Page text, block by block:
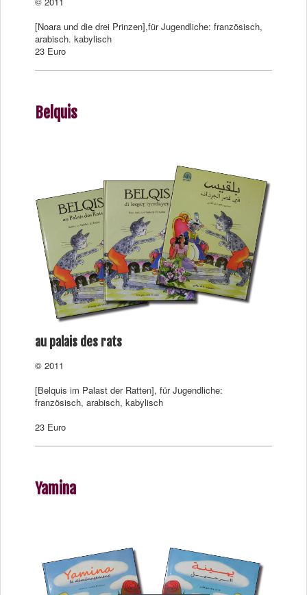
[Noara und die drei Prinzen],für Jugendliche: französisch,
arabisch. kabylisch
23 Euro
Belquis
au palais des rats
© 2011
[Belquis im Palast der Ratten], für Jugendliche:
französisch, arabisch, kabylisch
23 Euro
Yamina